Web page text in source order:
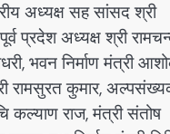
अध्यक्ष सह सांसद श्री
प्रदेश अध्यक्ष श्री
भवन निर्माण मंत्री
रामसुरत कुमार,
कल्याण राज, मंत्री संतोष